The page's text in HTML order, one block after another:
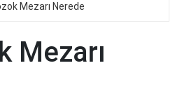
Mezarı Nerede
Mezarı